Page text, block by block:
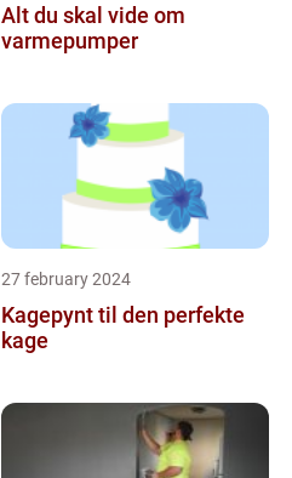
Alt du skal vide om
varmepumper
27 february 2024
Kagepynt til den perfekte
kage